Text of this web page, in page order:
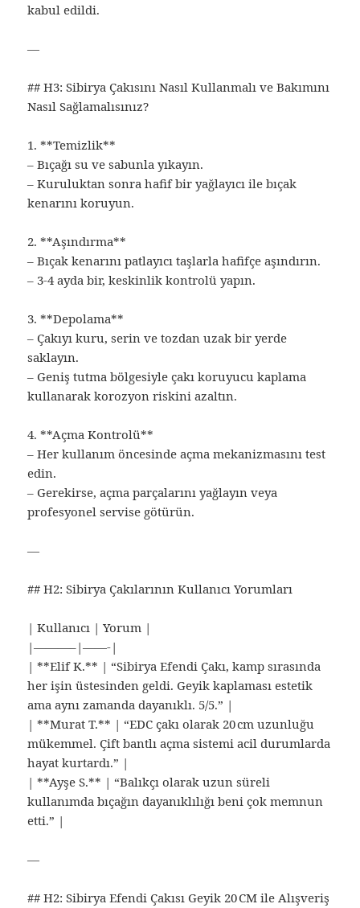
kabul edildi.
—
## H3: Sibirya Çakısını Nasıl Kullanmalı ve Bakımını
Nasıl Sağlamalısınız?
1. **Temizlik**
– Bıçağı su ve sabunla yıkayın.
– Kuruluktan sonra hafif bir yağlayıcı ile bıçak
kenarını koruyun.
2. **Aşındırma**
– Bıçak kenarını patlayıcı taşlarla hafifçe aşındırın.
– 3-4 ayda bir, keskinlik kontrolü yapın.
3. **Depolama**
– Çakıyı kuru, serin ve tozdan uzak bir yerde
saklayın.
– Geniş tutma bölgesiyle çakı koruyucu kaplama
kullanarak korozyon riskini azaltın.
4. **Açma Kontrolü**
– Her kullanım öncesinde açma mekanizmasını test
edin.
– Gerekirse, açma parçalarını yağlayın veya
profesyonel servise götürün.
—
## H2: Sibirya Çakılarının Kullanıcı Yorumları
| Kullanıcı | Yorum |
|———–|——-|
| **Elif K.** | “Sibirya Efendi Çakı, kamp sırasında
her işin üstesinden geldi. Geyik kaplaması estetik
ama aynı zamanda dayanıklı. 5/5.” |
| **Murat T.** | “EDC çakı olarak 20 cm uzunluğu
mükemmel. Çift bantlı açma sistemi acil durumlarda
hayat kurtardı.” |
| **Ayşe S.** | “Balıkçı olarak uzun süreli
kullanımda bıçağın dayanıklılığı beni çok memnun
etti.” |
—
## H2: Sibirya Efendi Çakısı Geyik 20 CM ile Alışveriş